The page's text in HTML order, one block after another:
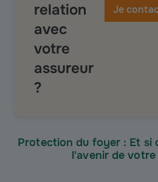
relation
avec
votre
assureur
?
Je
Protection du foyer : Et si
l'avenir de votre